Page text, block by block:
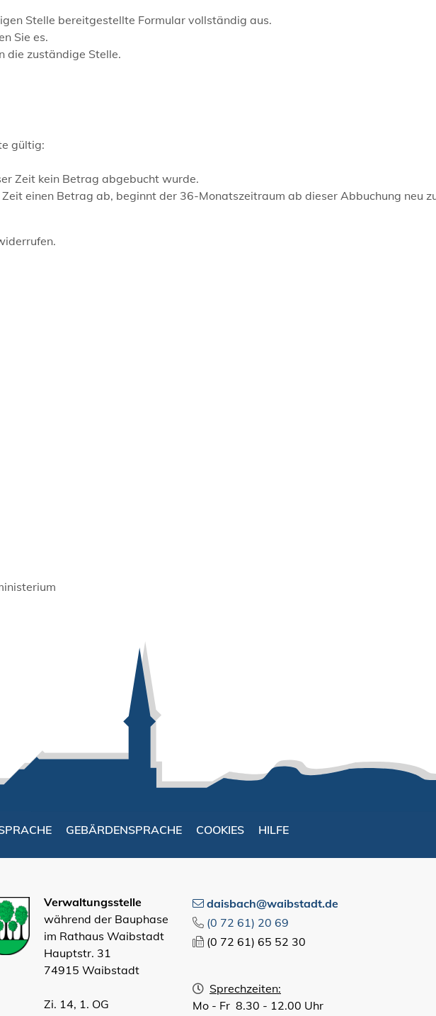
Stelle bereitgestellte Formular vollständig aus.
Sie es.
die zuständige Stelle.
gültig:
Zeit kein Betrag abgebucht wurde.
einen Betrag ab, beginnt der 36-Monatszeitraum ab dieser Abbuchung neu
GEBÄRDENSPRACHE COOKIES HILFE
Verwaltungsstelle
während der Bauphase
im Rathaus Waibstadt
Hauptstr. 31
74915 Waibstadt
Zi. 14, 1. OG
daisbach@waibstadt.de
(0 72 61) 20 69
(0 72 61) 65 52 30
Sprechzeiten:
Mo - Fr 8.30 - 12.00 Uhr